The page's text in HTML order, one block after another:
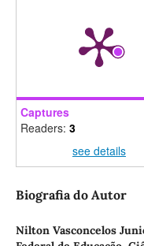
Captures
Readers: 3
see details
Biografia do Autor
Nilton Vasconcelos